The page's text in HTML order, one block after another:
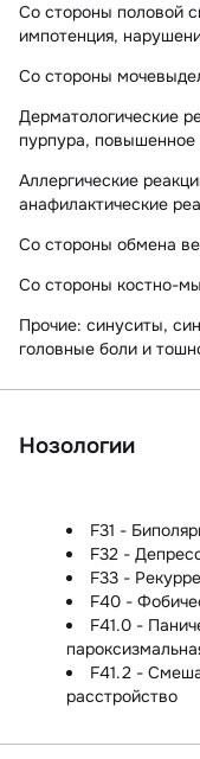
Со стороны половой
импотенция,
Со стороны
Дерматологические
пурпура, повышенное
Аллергические
анафилактические
Со стороны обмена
Со стороны костно-
Прочие: синуситы,
головные боли и
Нозологии
F31 -
F32 -
F33 -
F40 -
F41.0 -
F41.2 -
расстройство